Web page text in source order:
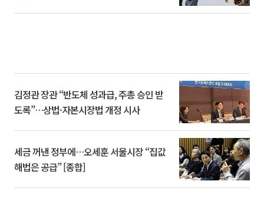
김정관 장관 “반도체 성과급, 주총 승인 받
도록”…상법·자본시장법 개정 시사
세금 꺼낸 정부에…오세훈 서울시장 “집값
해법은 공급” [종합]